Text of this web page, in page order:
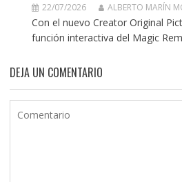
22/07/2026 ALBERTO MARÍN
Con el nuevo Creator Original
función interactiva del Magic
DEJA UN COMENTARIO